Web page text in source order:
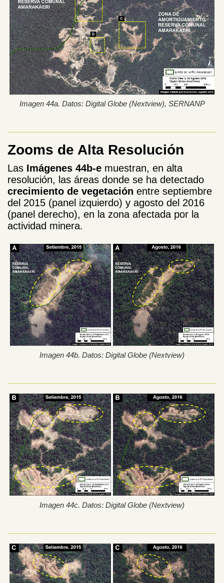
Imagen 44a. Datos: Digital Globe (Nextview), SERNANP
Zooms de Alta Resolución
Las Imágenes 44b-e muestran, en alta
resolución, las áreas donde se ha detectado
crecimiento de vegetación entre septiembre
del 2015 (panel izquierdo) y agosto del 2016
(panel derecho), en la zona afectada por la
actividad minera.
Imagen 44b. Datos: Digital Globe (Nextview)
Imagen 44c. Datos: Digital Globe (Nextview)